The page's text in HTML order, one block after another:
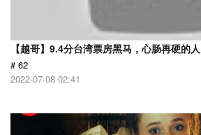
【越哥】9.4分台湾票房黑马，心肠再硬的
# 62
2022-07-08 02:41